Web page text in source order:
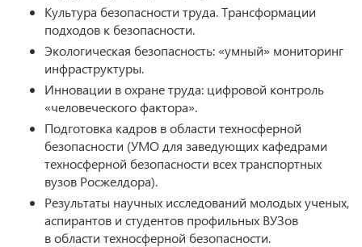
Культура безопасности труда. Трансформации
подходов к безопасности.
Экологическая безопасность: «умный» мониторинг
инфраструктуры.
Инновации в охране труда: цифровой контроль
«человеческого фактора».
Подготовка кадров в области техносферной
безопасности (УМО для заведующих кафедрами
техносферной безопасности всех транспортных
вузов Росжелдора).
Результаты научных исследований молодых ученых,
аспирантов и студентов профильных ВУЗов
в области техносферной безопасности.